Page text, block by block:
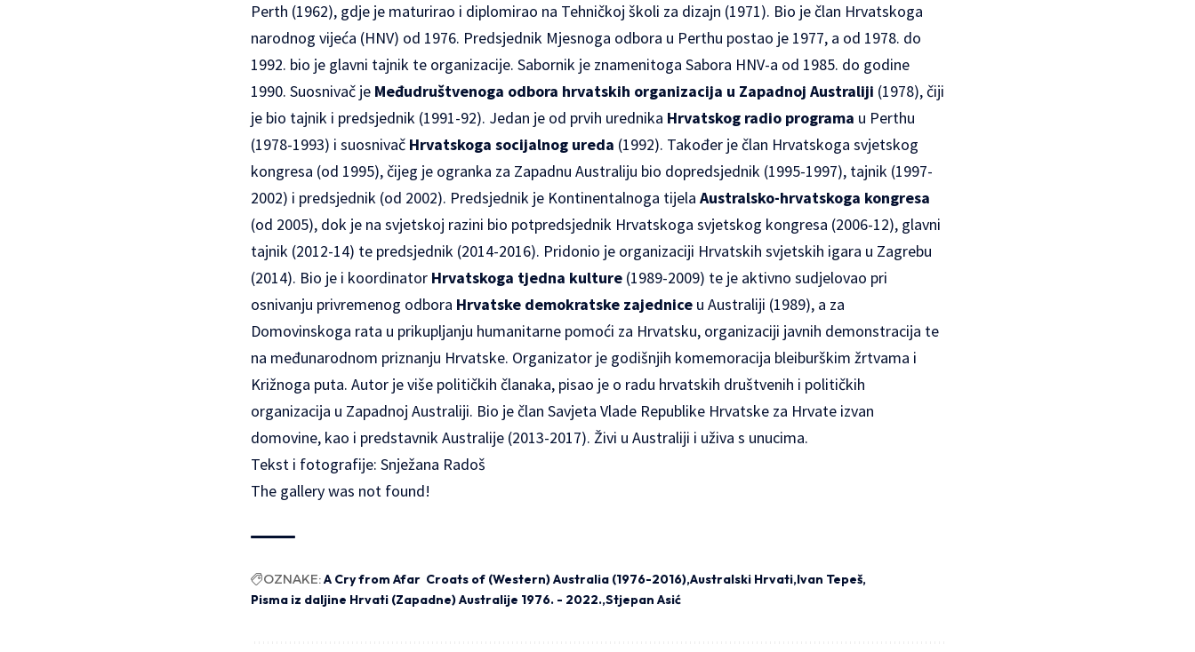
Perth (1962), gdje je maturirao i diplomirao na Tehničkoj školi za dizajn (1971). Bio je član Hrvatskoga
narodnog vijeća (HNV) od 1976. Predsjednik Mjesnoga odbora u Perthu postao je 1977, a od 1978. do
1992. bio je glavni tajnik te organizacije. Sabornik je znamenitoga Sabora HNV-a od 1985. do godine
1990. Suosnivač je Međudruštvenoga odbora hrvatskih organizacija u Zapadnoj Australiji (1978), čiji
je bio tajnik i predsjednik (1991-92). Jedan je od prvih urednika Hrvatskog radio programa u Perthu
(1978-1993) i suosnivač Hrvatskoga socijalnog ureda (1992). Također je član Hrvatskoga svjetskog
kongresa (od 1995), čijeg je ogranka za Zapadnu Australiju bio dopredsjednik (1995-1997), tajnik (1997-
2002) i predsjednik (od 2002). Predsjednik je Kontinentalnoga tijela Australsko-hrvatskoga kongresa
(od 2005), dok je na svjetskoj razini bio potpredsjednik Hrvatskoga svjetskog kongresa (2006-12), glavni
tajnik (2012-14) te predsjednik (2014-2016). Pridonio je organizaciji Hrvatskih svjetskih igara u Zagrebu
(2014). Bio je i koordinator Hrvatskoga tjedna kulture (1989-2009) te je aktivno sudjelovao pri
osnivanju privremenog odbora Hrvatske demokratske zajednice u Australiji (1989), a za
Domovinskoga rata u prikupljanju humanitarne pomoći za Hrvatsku, organizaciji javnih demonstracija te
na međunarodnom priznanju Hrvatske. Organizator je godišnjih komemoracija bleiburškim žrtvama i
Križnoga puta. Autor je više političkih članaka, pisao je o radu hrvatskih društvenih i političkih
organizacija u Zapadnoj Australiji. Bio je član Savjeta Vlade Republike Hrvatske za Hrvate izvan
domovine, kao i predstavnik Australije (2013-2017). Živi u Australiji i uživa s unucima.
Tekst i fotografije: Snježana Radoš
The gallery was not found!
OZNAKE:A Cry from Afar Croats of (Western) Australia (1976-2016) Australski Hrvati Ivan Tepeš
Pisma iz daljine Hrvati (Zapadne) Australije 1976. - 2022. Stjepan Asić